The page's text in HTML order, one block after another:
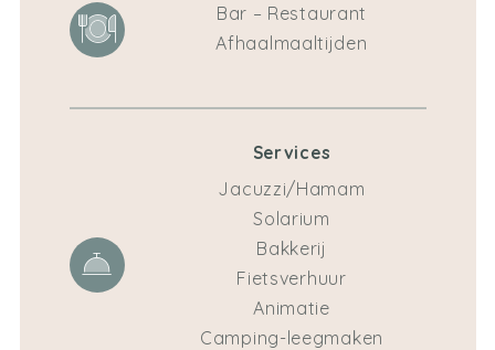
Bar – Restaurant
Afhaalmaaltijden
Services
Jacuzzi/Hamam
Solarium
Bakkerij
Fietsverhuur
Animatie
Camping-leegmaken